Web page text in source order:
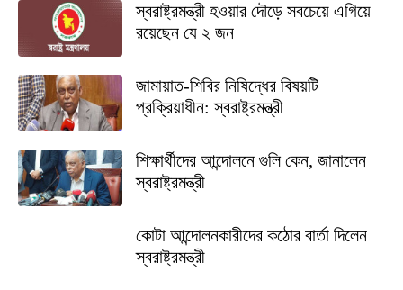
স্বরাষ্ট্রমন্ত্রী হওয়ার দৌড়ে সবচেয়ে এগিয়ে
রয়েছেন যে ২ জন
জামায়াত-শিবির নিষিদ্ধের বিষয়টি
প্রক্রিয়াধীন: স্বরাষ্ট্রমন্ত্রী
শিক্ষার্থীদের আন্দোলনে গুলি কেন, জানালেন
স্বরাষ্ট্রমন্ত্রী
কোটা আন্দোলনকারীদের কঠোর বার্তা দিলেন
স্বরাষ্ট্রমন্ত্রী